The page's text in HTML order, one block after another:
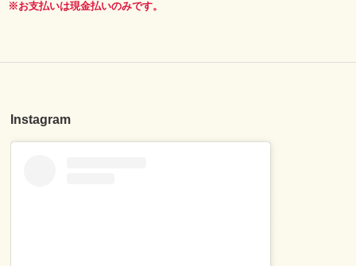
※お支払いは現金払いのみです。
Instagram